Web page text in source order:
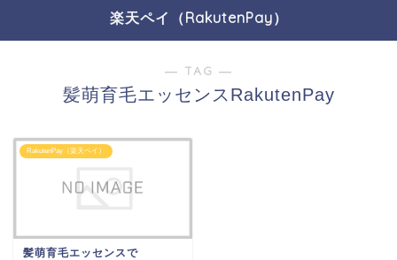
楽天ペイ（RakutenPay）
― TAG ―
髪萌育毛エッセンスRakutenPay
RakutenPay（楽天ペイ）
髪萌育毛エッセンスで